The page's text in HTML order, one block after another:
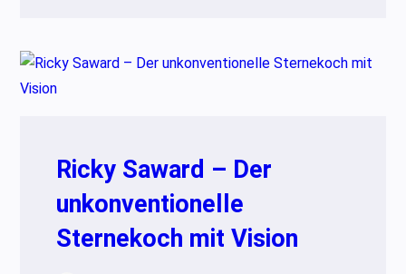
Ricky Saward – Der
unkonventionelle
Sternekoch mit Vision